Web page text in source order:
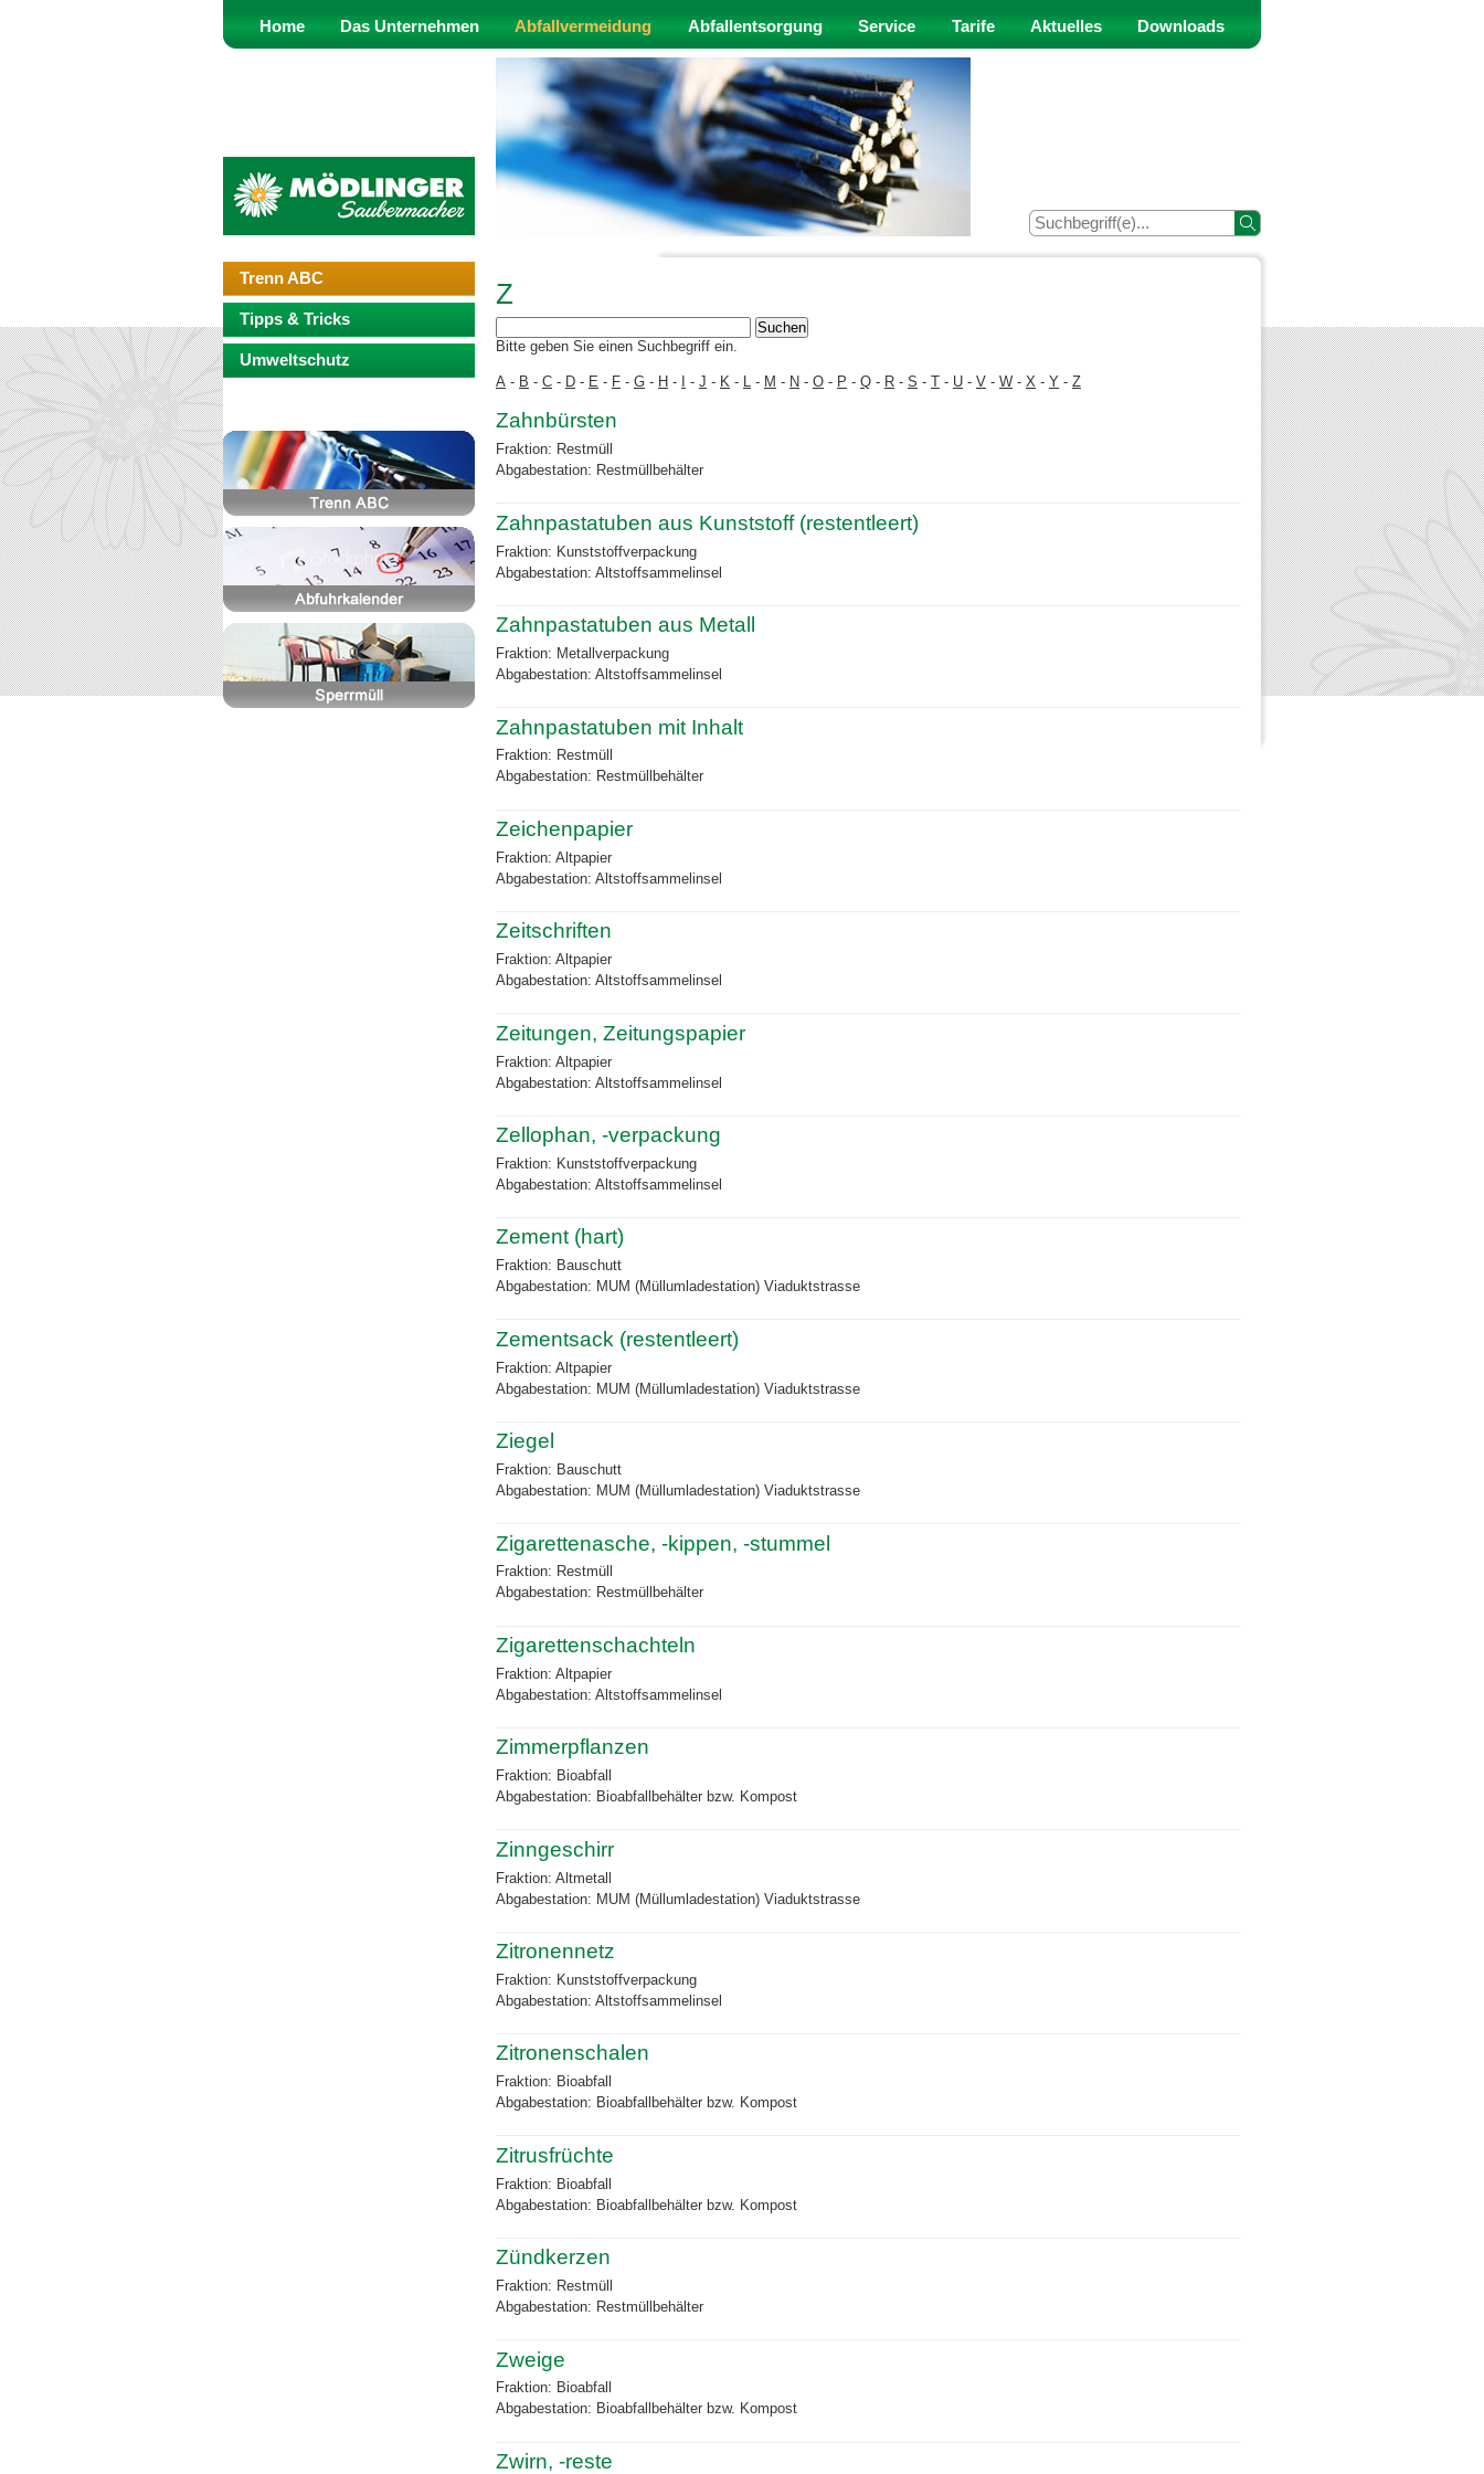
Home Das Unternehmen Abfallvermeidung Abfallentsorgung Service Tarife Aktuelles Downloads
Trenn ABC
Tipps & Tricks
Umweltschutz
Z
Bitte geben Sie einen Suchbegriff ein.
A - B - C - D - E - F - G - H - - J - K - L - M - N - O - P - Q - R - S - T - U - V - W - X - Y - Z
Zahnbürsten
Fraktion: Restmüll
Abgabestation: Restmüllbehälter
Zahnpastatuben aus Kunststoff (restentleert)
Fraktion: Kunststoffverpackung
Abgabestation: Altstoffsammelinsel
Zahnpastatuben aus Metall
Fraktion: Metallverpackung
Abgabestation: Altstoffsammelinsel
Zahnpastatuben mit Inhalt
Fraktion: Restmüll
Abgabestation: Restmüllbehälter
Zeichenpapier
Fraktion: Altpapier
Abgabestation: Altstoffsammelinsel
Zeitschriften
Fraktion: Altpapier
Abgabestation: Altstoffsammelinsel
Zeitungen, Zeitungspapier
Fraktion: Altpapier
Abgabestation: Altstoffsammelinsel
Zellophan, -verpackung
Fraktion: Kunststoffverpackung
Abgabestation: Altstoffsammelinsel
Zement (hart)
Fraktion: Bauschutt
Abgabestation: MUM (Müllumladestation) Viaduktstrasse
Zementsack (restentleert)
Fraktion: Altpapier
Abgabestation: MUM (Müllumladestation) Viaduktstrasse
Ziegel
Fraktion: Bauschutt
Abgabestation: MUM (Müllumladestation) Viaduktstrasse
Zigarettenasche, -kippen, -stummel
Fraktion: Restmüll
Abgabestation: Restmüllbehälter
Zigarettenschachteln
Fraktion: Altpapier
Abgabestation: Altstoffsammelinsel
Zimmerpflanzen
Fraktion: Bioabfall
Abgabestation: Bioabfallbehälter bzw. Kompost
Zinngeschirr
Fraktion: Altmetall
Abgabestation: MUM (Müllumladestation) Viaduktstrasse
Zitronennetz
Fraktion: Kunststoffverpackung
Abgabestation: Altstoffsammelinsel
Zitronenschalen
Fraktion: Bioabfall
Abgabestation: Bioabfallbehälter bzw. Kompost
Zitrusfrüchte
Fraktion: Bioabfall
Abgabestation: Bioabfallbehälter bzw. Kompost
Zündkerzen
Fraktion: Restmüll
Abgabestation: Restmüllbehälter
Zweige
Fraktion: Bioabfall
Abgabestation: Bioabfallbehälter bzw. Kompost
Zwirn, -reste